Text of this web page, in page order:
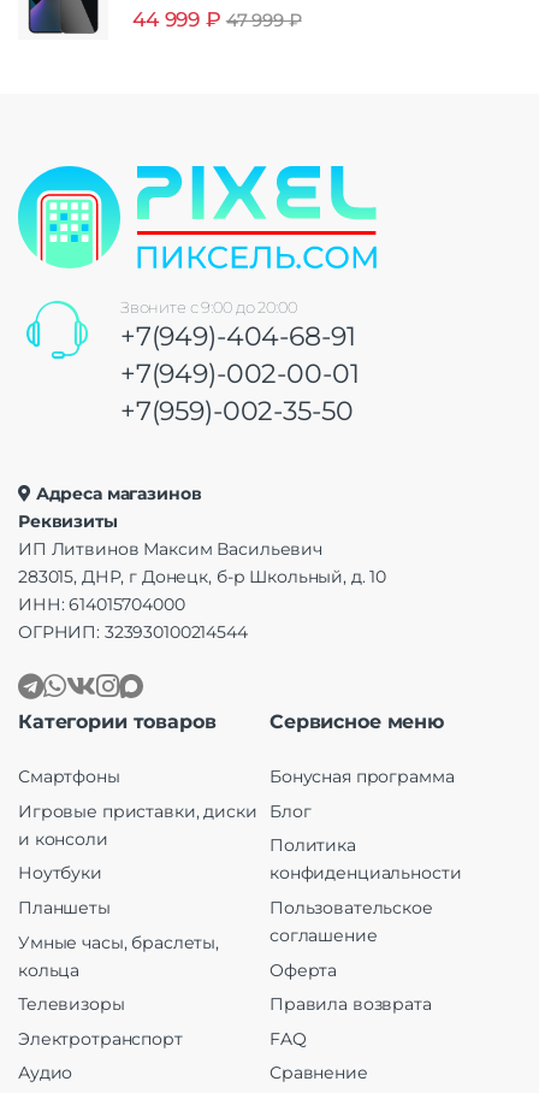
44 999 ₽ 47 999₽
Звоните с 9:00 до 20:00
+7(949)-404-68-91
+7(949)-002-00-01
+7(959)-002-35-50
Адреса магазинов
Реквизиты
ИП Литвинов Максим Васильевич
283015, ДНР, г Донецк, б-р Школьный, д. 10
ИНН: 614015704000
ОГРНИП: 323930100214544
Категории товаров
Смартфоны
Игровые приставки, диски
и консоли
Ноутбуки
Планшеты
Умные часы, браслеты,
кольца
Телевизоры
Электротранспорт
Аудио
Сервисное меню
Бонусная программа
Блог
Политика
конфиденциальности
Пользовательское
соглашение
Оферта
Правила возврата
FAQ
Сравнение